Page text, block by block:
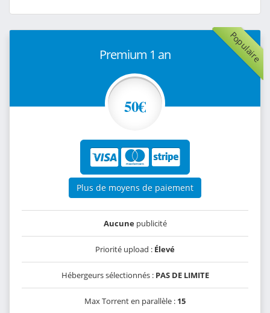
Populaire
Premium 1 an
50€
Plus de moyens de paiement
Aucunepublicité
Priorité upload : Élevé
Hébergeurs sélectionnés : PAS DE LIMITE
Max Torrent en parallèle : 15